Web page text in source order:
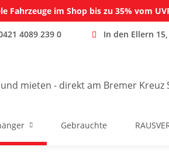
Fahrzeuge im Shop bis zu 35% vom
4089 239 0 In den Ellern
Gebrauchte